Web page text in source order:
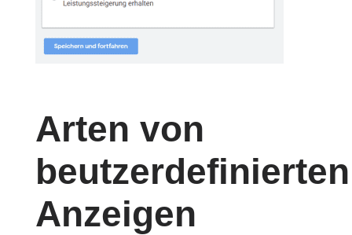
Arten von
beutzerdefinierten
Anzeigen